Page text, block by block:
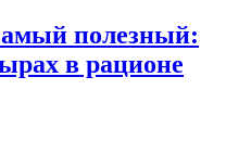
полезный:
в рационе